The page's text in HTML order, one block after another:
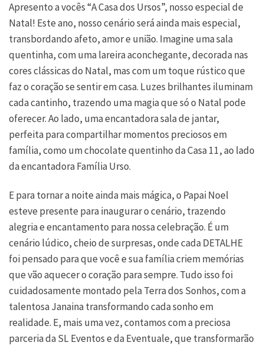
Apresento a vocês “A Casa dos Ursos”, nosso especial de
Natal! Este ano, nosso cenário será ainda mais especial,
transbordando afeto, amor e união. Imagine uma sala
quentinha, com uma lareira aconchegante, decorada nas
cores clássicas do Natal, mas com um toque rústico que
faz o coração se sentir em casa. Luzes brilhantes iluminam
cada cantinho, trazendo uma magia que só o Natal pode
oferecer. Ao lado, uma encantadora sala de jantar,
perfeita para compartilhar momentos preciosos em
família, como um chocolate quentinho da Casa 11, ao lado
da encantadora Família Urso.
E para tornar a noite ainda mais mágica, o Papai Noel
esteve presente para inaugurar o cenário, trazendo
alegria e encantamento para nossa celebração. É um
cenário lúdico, cheio de surpresas, onde cada DETALHE
foi pensado para que você e sua família criem memórias
que vão aquecer o coração para sempre. Tudo isso foi
cuidadosamente montado pela Terra dos Sonhos, com a
talentosa Janaina transformando cada sonho em
realidade. E, mais uma vez, contamos com a preciosa
parceria da SL Eventos e da Eventuale, que transformarão